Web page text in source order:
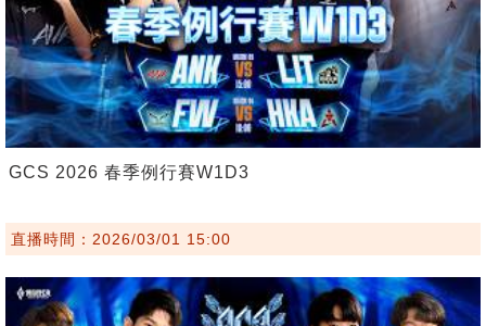
GCS 2026 春季例行賽W1D3
直播時間：2026/03/01 15:00